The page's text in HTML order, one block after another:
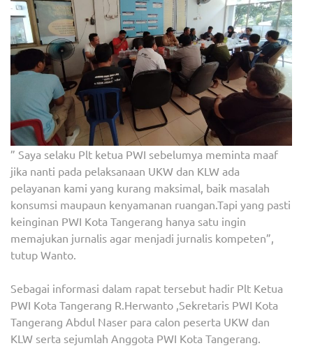
” Saya selaku Plt ketua PWI sebelumya meminta maaf
jika nanti pada pelaksanaan UKW dan KLW ada
pelayanan kami yang kurang maksimal, baik masalah
konsumsi maupaun kenyamanan ruangan.Tapi yang pasti
keinginan PWI Kota Tangerang hanya satu ingin
memajukan jurnalis agar menjadi jurnalis kompeten”,
tutup Wanto.
Sebagai informasi dalam rapat tersebut hadir Plt Ketua
PWI Kota Tangerang R.Herwanto ,Sekretaris PWI Kota
Tangerang Abdul Naser para calon peserta UKW dan
KLW serta sejumlah Anggota PWI Kota Tangerang.